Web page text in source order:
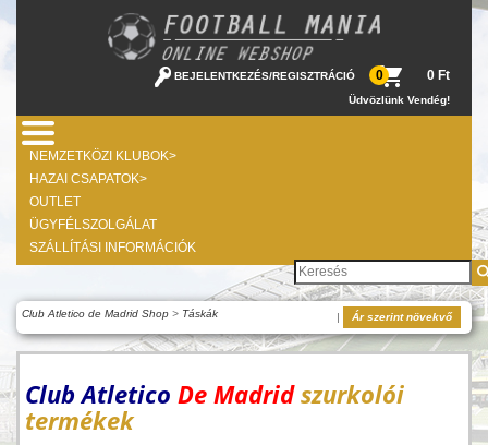
BEJELENTKEZÉS/REGISZTRÁCIÓ 0 0 Ft
Üdvözlünk Vendég!
NEMZETKÖZI KLUBOK>
HAZAI CSAPATOK>
OUTLET
ÜGYFÉLSZOLGÁLAT
SZÁLLÍTÁSI INFORMÁCIÓK
Club Atletico de Madrid Shop > Táskák | Ár szerint növekvő
Club Atletico DeMadridszurkolói
termékek